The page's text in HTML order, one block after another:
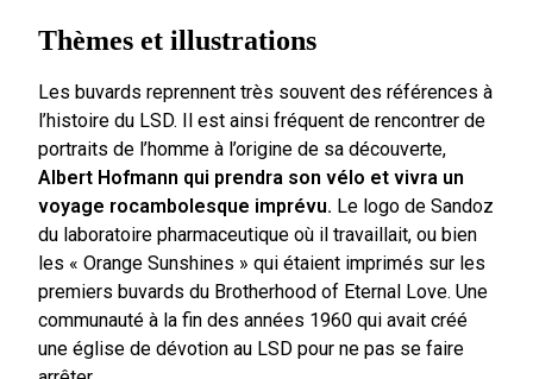
Thèmes et illustrations
Les buvards reprennent très souvent des références à
l’histoire du LSD. Il est ainsi fréquent de rencontrer de
portraits de l’homme à l’origine de sa découverte,
Albert Hofmann qui prendra son vélo et vivra un
voyage rocambolesque imprévu. Le logo de Sandoz
du laboratoire pharmaceutique où il travaillait, ou bien
les « Orange Sunshines » qui étaient imprimés sur les
premiers buvards du Brotherhood of Eternal Love. Une
communauté à la fin des années 1960 qui avait créé
une église de dévotion au LSD pour ne pas se faire